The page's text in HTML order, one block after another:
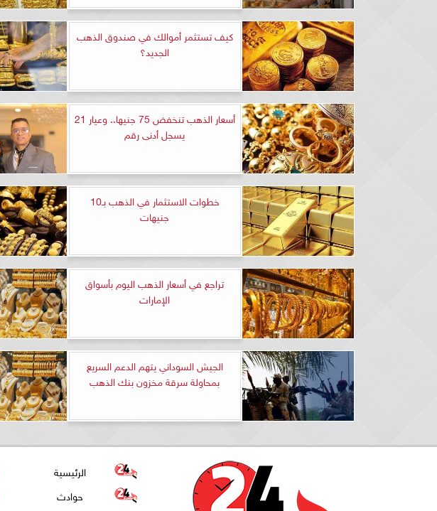
كيف تستثمر أموالك في صندوق الذهب
الجديد؟
أسعار الذهب تنخفض 75 جنيها.. وعيار 21
يسجل أدنى رقم
خطوات الاستثمار في الذهب بـ10
جنيهات
تراجع في أسعار الذهب اليوم بأسواق
الإمارات
الجيش السوداني يتهم الدعم السريع
بمحاولة سرقة مخزون بنك الذهب
الرئيسية
حوادث